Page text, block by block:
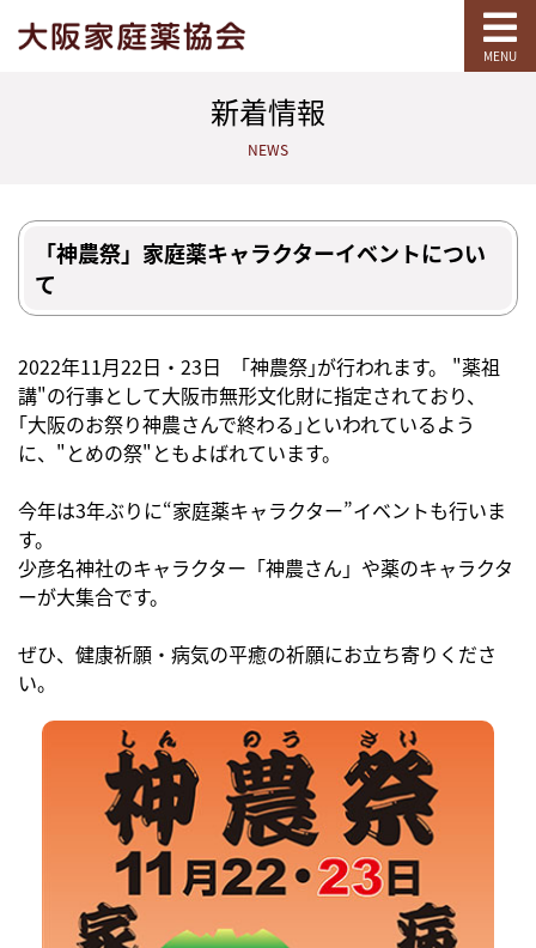
MENU
新着情報
NEWS
「神農祭」家庭薬キャラクターイベントについ
て
2022年11月22日・23日 ｢神農祭｣が行われます。 "薬祖
講"の行事として大阪市無形文化財に指定されており、
｢大阪のお祭り神農さんで終わる｣といわれているよう
に、"とめの祭"ともよばれています。
今年は3年ぶりに“家庭薬キャラクター”イベントも行いま
す。
少彦名神社のキャラクター「神農さん」や薬のキャラクタ
ーが大集合です。
ぜひ、健康祈願・病気の平癒の祈願にお立ち寄りくださ
い。